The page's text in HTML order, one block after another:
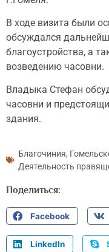
В ходе визита были
обсуждался
благоустройства, а
возведению часовни.
Владыка Стефан
часовни и
здания.
Благочиния,
Деятельность
Поделиться:
Facebook
LinkedIn